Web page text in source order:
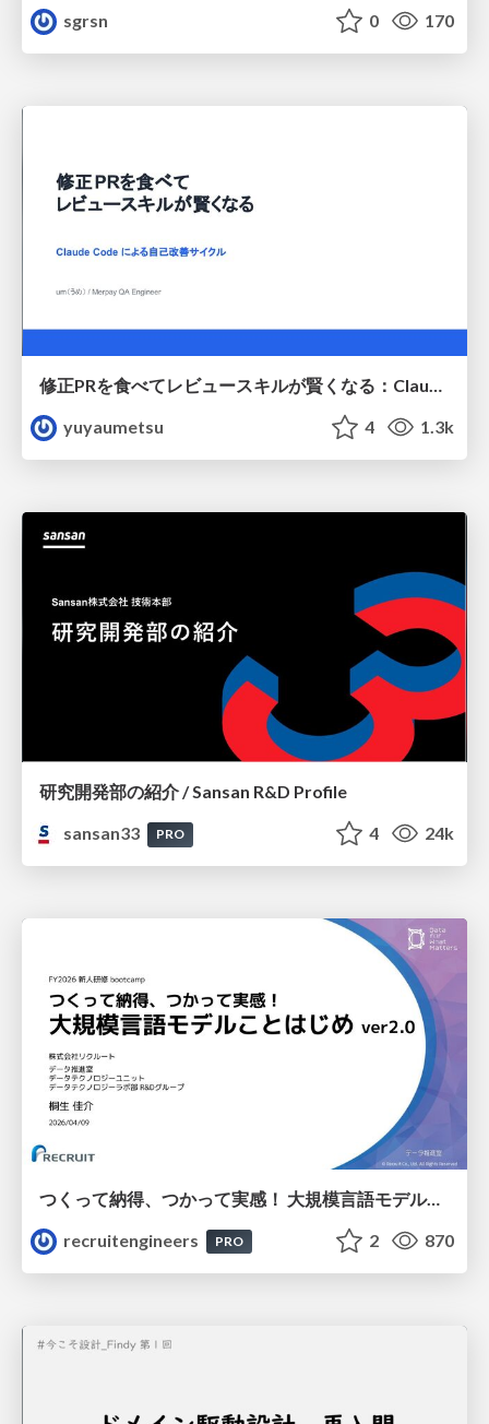
sgrsn
0 170
修正PRを食べてレビュースキルが賢くなる：Claude Codeによる自己改善サイクル
yuyaumetsu
4 1.3k
研究開発部の紹介 / Sansan R&D Profile
sansan33
PRO 4 24k
つくって納得、つかって実感！ 大規模言語モデルことはじめ ver2.0
recruitengineers
PRO 2 870